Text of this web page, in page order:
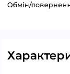
Обмін/